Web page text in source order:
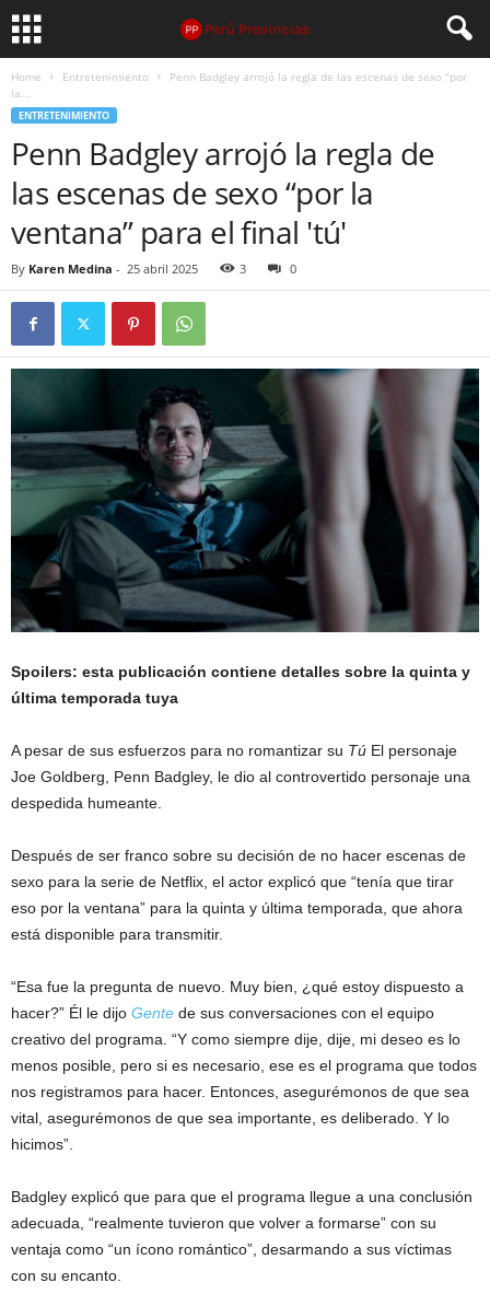
Home Entretenimiento
Penn Badgley arrojó la regla de las escenas de sexo “por
la...
ENTRETENIMIENTO
Penn Badgley arrojó la regla de
las escenas de sexo “por la
ventana” para el final 'tú'
By Karen Medina - 25 abril 2025 3 0
Spoilers: esta publicación contiene detalles sobre la quinta y
última temporada tuya
A pesar de sus esfuerzos para no romantizar su Tú El personaje
Joe Goldberg, Penn Badgley, le dio al controvertido personaje una
despedida humeante.
Después de ser franco sobre su decisión de no hacer escenas de
sexo para la serie de Netflix, el actor explicó que “tenía que tirar
eso por la ventana” para la quinta y última temporada, que ahora
está disponible para transmitir.
“Esa fue la pregunta de nuevo. Muy bien, ¿qué estoy dispuesto a
hacer?” Él le dijo Gente de sus conversaciones con el equipo
creativo del programa. “Y como siempre dije, dije, mi deseo es lo
menos posible, pero si es necesario, ese es el programa que todos
nos registramos para hacer. Entonces, asegurémonos de que sea
vital, asegurémonos de que sea importante, es deliberado. Y lo
hicimos”.
Badgley explicó que para que el programa llegue a una conclusión
adecuada, “realmente tuvieron que volver a formarse” con su
ventaja como “un ícono romántico”, desarmando a sus víctimas
con su encanto.